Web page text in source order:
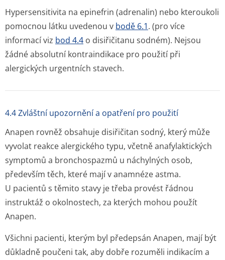
Hypersensitivita na epinefrin (adrenalin) nebo kteroukoli
pomocnou látku uvedenou v bodě 6.1. (pro více
informací viz bod 4.4 o disiřičitanu sodném). Nejsou
žádné absolutní kontraindikace pro použití při
alergických urgentních stavech.
4.4 Zvláštní upozornění a opatření pro použití
Anapen rovněž obsahuje disiřičitan sodný, který může
vyvolat reakce alergického typu, včetně anafylaktických
symptomů a bronchospazmů u náchylných osob,
především těch, které mají v anamnéze astma.
U pacientů s těmito stavy je třeba provést řádnou
instruktáž o okolnostech, za kterých mohou použít
Anapen.
Všichni pacienti, kterým byl předepsán Anapen, mají být
důkladně poučeni tak, aby dobře rozuměli indikacím a